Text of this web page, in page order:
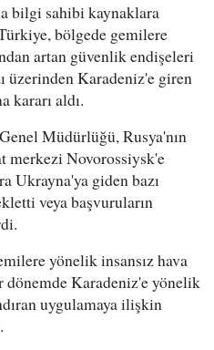
bilgi sahibi kaynaklara
bölgede gemilere
artan güvenlik endişeleri
üzerinden Karadeniz'e giren
kararı aldı.
Müdürlüğü, Rusya'nın
merkezi Novorossiysk'e
Ukrayna'ya giden bazı
veya başvuruların
yönelik insansız hava
dönemde Karadeniz'e yönelik
uygulamaya ilişkin